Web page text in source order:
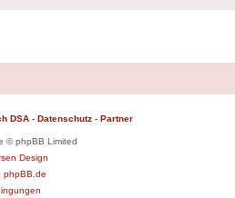
DSA - Datenschutz - Partner
© phpBB Limited
Design
phpBB.de